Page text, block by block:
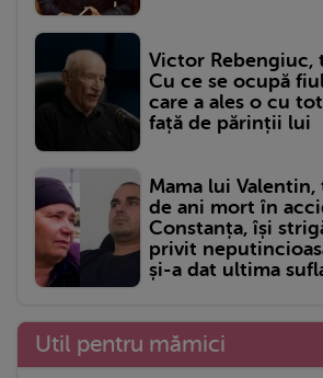
Victor Rebengiuc,
Cu ce se ocupă
care a ales o cu
față de părinții lui
Mama lui
de ani mort în
Constanța, își
privit
și-a dat ultima
Util pentru mămici